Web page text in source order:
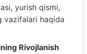
yurish qismi,
vazifalari haqida
Rivojlanish